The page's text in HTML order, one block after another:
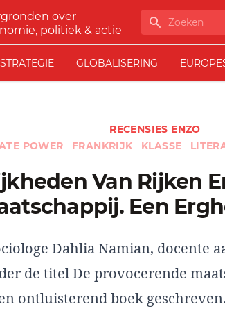
over
politiek & actie
Zoeken
STRATEGIE GLOBALISERING
RECENSIES ENZO
POWER
FRANKRIJK KLASSE
Een
Dahlia Namian, docente
de titel De provocerende
ontluisterend boek